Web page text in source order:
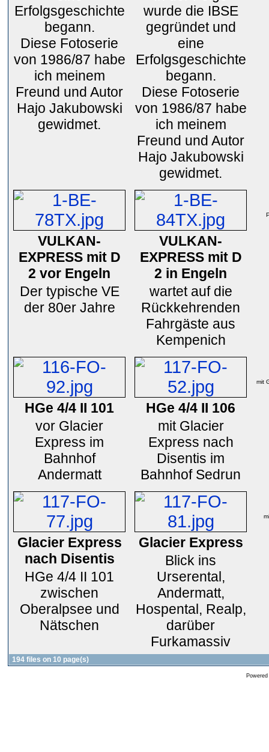
Erfolgsgeschichte
begann.
Diese Fotoserie
von 1986/87 habe
ich meinem
Freund und Autor
Hajo Jakubowski
gewidmet.
wurde die IBSE
gegründet und
eine
Erfolgsgeschichte
begann.
Diese Fotoserie
von 1986/87 habe
ich meinem
Freund und Autor
Hajo Jakubowski
gewidmet.
VULKAN-
EXPRESS mit D
2 vor Engeln
Der typische VE
der 80er Jahre
VULKAN-
EXPRESS mit D
2 in Engeln
wartet auf die
Rückkehrenden
Fahrgäste aus
Kempenich
HGe 4/4 II 101
vor Glacier
Express im
Bahnhof
Andermatt
HGe 4/4 II 106
mit Glacier
Express nach
Disentis im
Bahnhof Sedrun
mit
Glacier Express
nach Disentis
HGe 4/4 II 101
zwischen
Oberalpsee und
Nätschen
Glacier Express
Blick ins
Urserental,
Andermatt,
Hospental, Realp,
darüber
Furkamassiv
194 files on 10 page(s)